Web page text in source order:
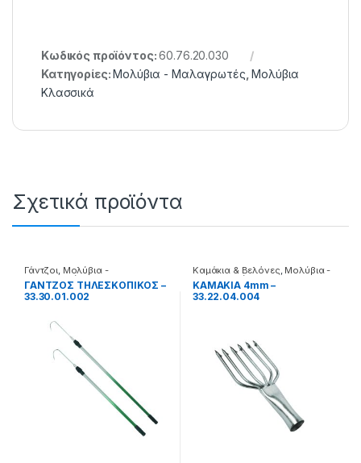
Κωδικός προϊόντος:60.76.20.030
Κατηγορίες:Μολύβια - Μαλαγρωτές ,Μολύβια
Κλασσικά
Σχετικά προϊόντα
Γάντζοι Μολύβια -
Μαλαγρωτές
ΓΑΝΤΖΟΣ ΤΗΛΕΣΚΟΠΙΚΟΣ –
33.30.01.002
Καμάκια & Βελόνες Μολύβια -
Μαλαγρωτές
ΚΑΜΑΚΙΑ 4mm –
33.22.04.004